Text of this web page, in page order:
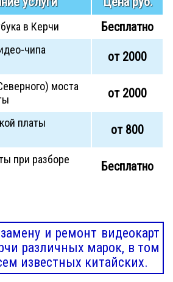
в Керчи Бесплатно
чипа
от 2000
моста
от 2000
платы
от 800
при разборе
Бесплатно
и ремонт видеокарт
различных марок, в том
известных китайских.